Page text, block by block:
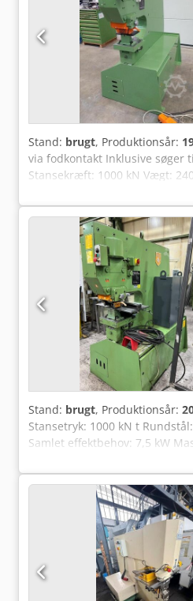
Stand: brugt, Produktionsår:
via fodkontakt Inklusive
Stansekræft: 1000 kN Vægt:
Stand: brugt, Produktionsår:
Stansetryk: 1000 kN t
Samlet effektbehov: 7,5 kW
Dimensioner Værktøjsskab L
med stor udlægslængde -
mm, stripper størrelse L: 360
med justeringsanordning og
- ved 10 mm slaglængde = op
slaglængde = op til 14 slag/
justerbar Udstyret med
materiale med en styrke på
indvendig diameter.